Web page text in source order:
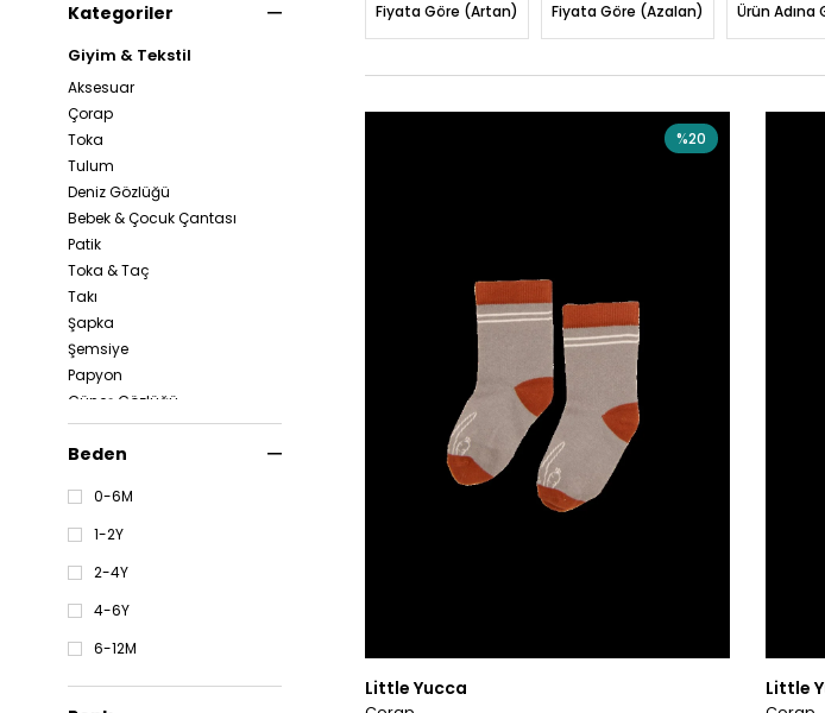
Kategoriler
Giyim & Tekstil
Aksesuar
Çorap
Toka
Tulum
Deniz Gözlüğü
Bebek & Çocuk Çantası
Patik
Toka & Taç
Takı
Şapka
Şemsiye
Papyon
Güneş Gözlüğü
Atkı & Bere
Beden
0-6M
1-2Y
2-4Y
4-6Y
6-12M
Fiyata Göre (Artan) Fiyata Göre (Azalan) Ürün Adına
Little Yucca
%20
Little